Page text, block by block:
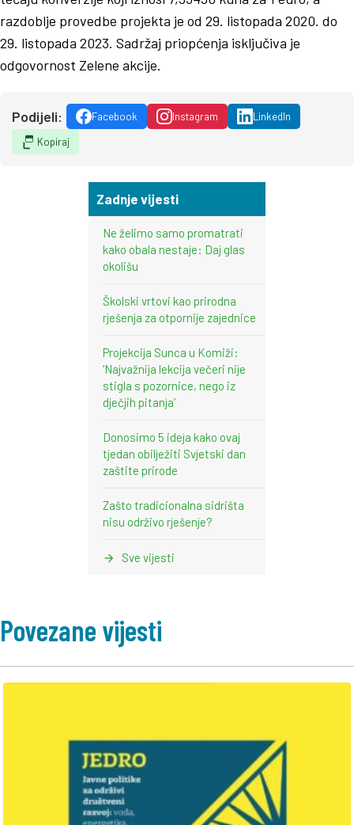
razdoblje provedbe projekta je od 29. listopada 2020. do
29. listopada 2023. Sadržaj priopćenja isključiva je
odgovornost Zelene akcije.
Podijeli: Facebook Instagram
LinkedIn
Kopiraj
Zadnje vijesti
Ne želimo samo promatrati
kako obala nestaje: Daj glas
okolišu
Školski vrtovi kao prirodna
rješenja za otpornije zajednice
Projekcija Sunca u Komiži:
‘Najvažnija lekcija večeri nije
stigla s pozornice, nego iz
dječjih pitanja’
Donosimo 5 ideja kako ovaj
tjedan obilježiti Svjetski dan
zaštite prirode
Zašto tradicionalna sidrišta
nisu održivo rješenje?
Sve vijesti
Povezane vijesti